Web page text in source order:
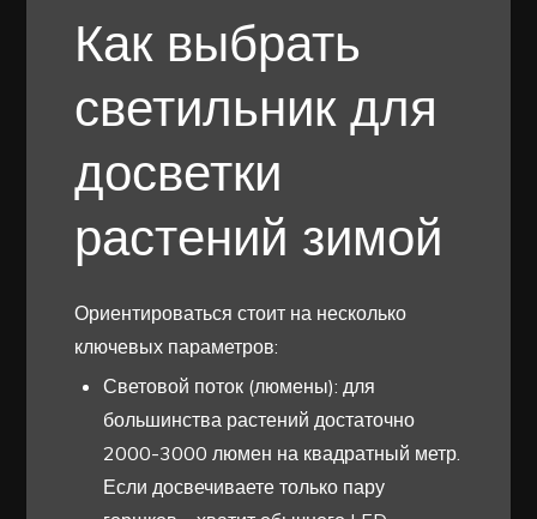
Как выбрать
светильник для
досветки
растений зимой
Ориентироваться стоит на несколько
ключевых параметров:
Световой поток (люмены): для
большинства растений достаточно
2000-3000 люмен на квадратный метр.
Если досвечиваете только пару